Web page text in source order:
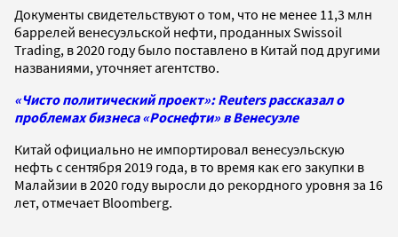
Документы свидетельствуют о том, что не менее 11,3 млн
баррелей венесуэльской нефти, проданных Swissoil
Trading, в 2020 году было поставлено в Китай под другими
названиями, уточняет агентство.
«Чисто политический проект»: Reuters рассказал о
проблемах бизнеса «Роснефти» в Венесуэле
Китай официально не импортировал венесуэльскую
нефть с сентября 2019 года, в то время как его закупки в
Малайзии в 2020 году выросли до рекордного уровня за 16
лет, отмечает Bloomberg.